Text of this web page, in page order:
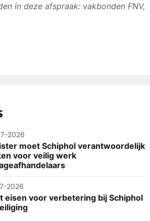
in deze afspraak: vakbonden FNV,
2026
moet Schiphol verantwoordelijk
voor veilig werk
2026
eisen voor verbetering bij Schiphol